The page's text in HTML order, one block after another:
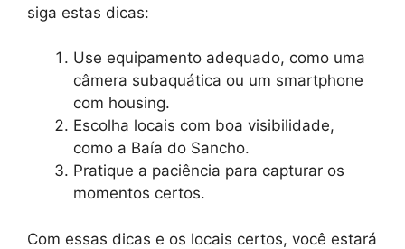
siga estas dicas:
Use equipamento adequado, como uma
câmera subaquática ou um smartphone
com housing.
Escolha locais com boa visibilidade,
como a Baía do Sancho.
Pratique a paciência para capturar os
momentos certos.
Com essas dicas e os locais certos, você estará